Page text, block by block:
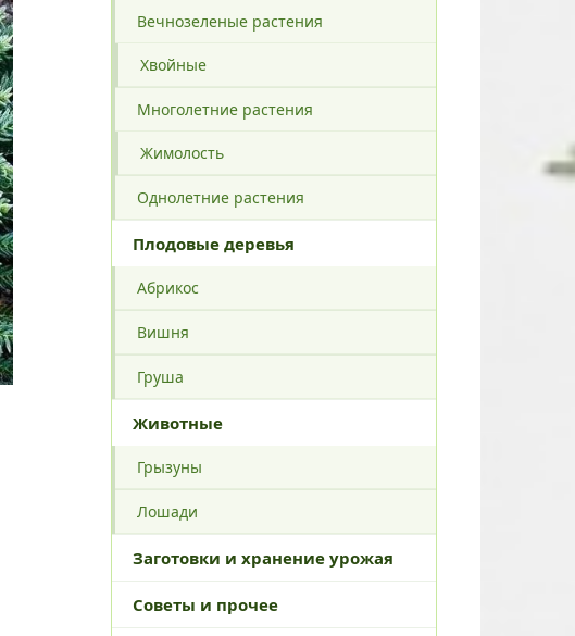
Вечнозеленые растения
Хвойные
Многолетние растения
Жимолость
Однолетние растения
Плодовые деревья
Абрикос
Вишня
Груша
Животные
Грызуны
Лошади
Заготовки и хранение урожая
Советы и прочее